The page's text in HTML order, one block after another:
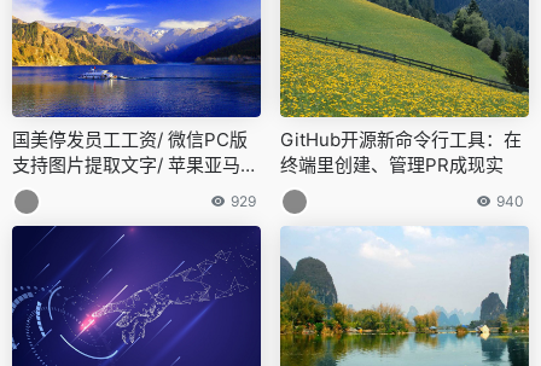
国美停发员工工资/ 微信PC版
支持图片提取文字/ 苹果亚马逊
高通冻结招聘…今日更多新鲜
事在此
929
GitHub开源新命令行工具：在
终端里创建、管理PR成现实
940